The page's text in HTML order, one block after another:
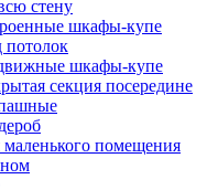
стену
шкафы-купе
потолок
шкафы-купе
секция посередине
маленького помещения